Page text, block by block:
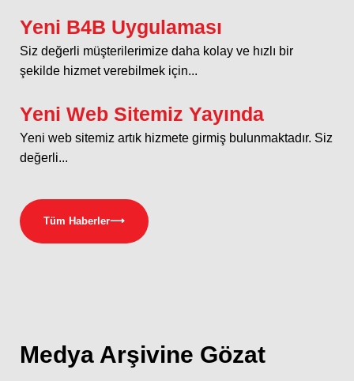
Yeni B4B Uygulaması
Siz değerli müşterilerimize daha kolay ve hızlı bir
şekilde hizmet verebilmek için...
Yeni Web Sitemiz Yayında
Yeni web sitemiz artık hizmete girmiş bulunmaktadır. Siz
değerli...
Tüm Haberler⟶
Medya Arşivine Gözat